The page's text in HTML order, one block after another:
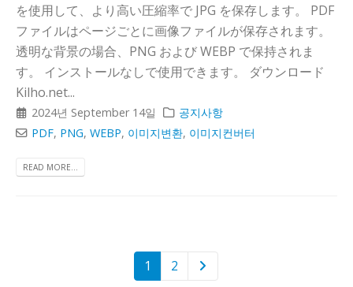
を使用して、より高い圧縮率で JPG を保存します。 PDF
ファイルはページごとに画像ファイルが保存されます。
透明な背景の場合、PNG および WEBP で保持されま
す。 インストールなしで使用できます。 ダウンロード
Kilho.net...
2024년 September 14일
공지사항
PDF, PNG,WEBP, 이미지변환, 이미지컨버터
READ MORE...
1 2